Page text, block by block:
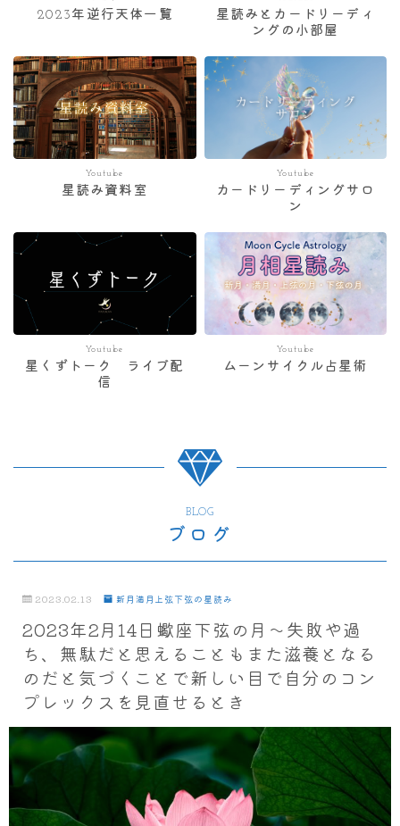
2023年逆行天体一覧
星読みとカードリーディ
ングの小部屋
Youtube
星読み資料室
Youtube
カードリーディングサロ
ン
Youtube
星くずトーク ライブ配
信
Youtube
ムーンサイクル占星術
BLOG
ブログ
2023.02.13 新月満月上弦下弦の星読み
2023年2月14日蠍座下弦の月～失敗や過
ち、無駄だと思えることもまた滋養となる
のだと気づくことで新しい目で自分のコン
プレックスを見直せるとき